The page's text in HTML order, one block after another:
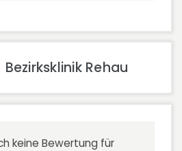
Rehau
keine Bewertung für